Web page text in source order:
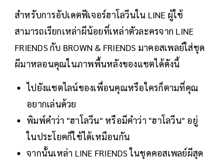
สำหรับการอัปเดตฟีเจอร์ฮาโลวีนใน LINE ผู้ใช้
สามารถเรียกเหล่าผีน้อยที่เหล่าตัวละครจาก LINE
FRIENDS กับ BROWN & FRIENDS มาคอสเพลย์ใส่ชุด
ผีมาหลอนคุณในภาพพื้นหลังของแชตได้ดังนี้
ไปยังแชตไลน์ของเพื่อนคุณหรือใครก็ตามที่คุณ
อยากเล่นด้วย
พิมพ์คำว่า "ฮาโลวีน" หรือมีคำว่า "ฮาโลวีน" อยู่
ในประโยคก็ใช้ได้เหมือนกัน
จากนั้นเหล่า LINE FRIENDS ในชุดคอสเพลย์ผีสุด